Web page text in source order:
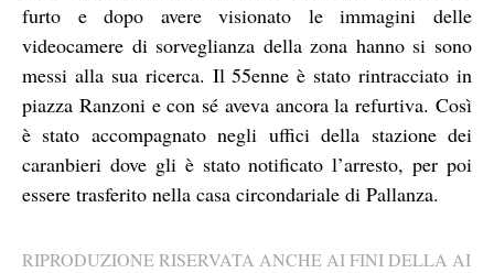
furto e dopo avere visionato le immagini delle
videocamere di sorveglianza della zona hanno si sono
messi alla sua ricerca. Il 55enne è stato rintracciato in
piazza Ranzoni e con sé aveva ancora la refurtiva. Così
è stato accompagnato negli uffici della stazione dei
caranbieri dove gli è stato notificato l’arresto, per poi
essere trasferito nella casa circondariale di Pallanza.
RIPRODUZIONE RISERVATA ANCHE AI FINI DELLA AI